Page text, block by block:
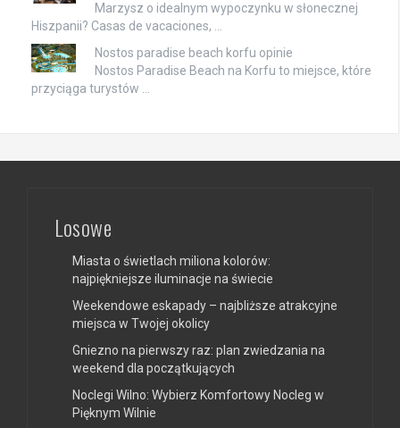
Marzysz o idealnym wypoczynku w słonecznej
Hiszpanii? Casas de vacaciones, …
Nostos paradise beach korfu opinie
Nostos Paradise Beach na Korfu to miejsce, które
przyciąga turystów …
Losowe
Miasta o świetlach miliona kolorów:
najpiękniejsze iluminacje na świecie
Weekendowe eskapady – najbliższe atrakcyjne
miejsca w Twojej okolicy
Gniezno na pierwszy raz: plan zwiedzania na
weekend dla początkujących
Noclegi Wilno: Wybierz Komfortowy Nocleg w
Pięknym Wilnie